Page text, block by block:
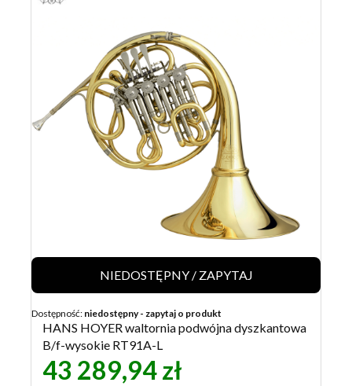
NIEDOSTĘPNY / ZAPYTAJ
Dostępność: niedostępny - zapytaj o produkt
HANS HOYER waltornia podwójna dyszkantowa
B/f-wysokie RT91A-L
43 289,94 zł